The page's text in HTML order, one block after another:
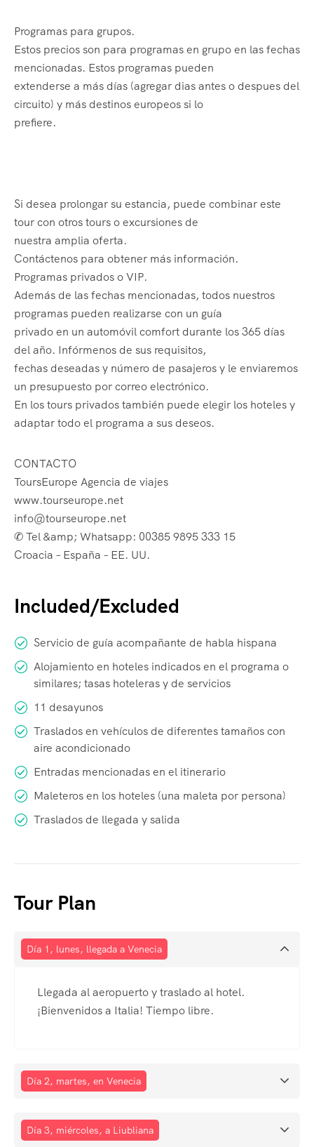
Programas para grupos.
Estos precios son para programas en grupo en las fechas
mencionadas. Estos programas pueden
extenderse a más días (agregar dias antes o despues del
circuito) y más destinos europeos si lo
prefiere.
Si desea prolongar su estancia, puede combinar este
tour con otros tours o excursiones de
nuestra amplia oferta.
Contáctenos para obtener más información.
Programas privados o VIP.
Además de las fechas mencionadas, todos nuestros
programas pueden realizarse con un guía
privado en un automóvil comfort durante los 365 días
del año. Infórmenos de sus requisitos,
fechas deseadas y número de pasajeros y le enviaremos
un presupuesto por correo electrónico.
En los tours privados también puede elegir los hoteles y
adaptar todo el programa a sus deseos.
CONTACTO
ToursEurope Agencia de viajes
www.tourseurope.net
info@tourseurope.net
✆ Tel &amp; Whatsapp: 00385 9895 333 15
Croacia – España – EE. UU.
Included/Excluded
Servicio de guía acompañante de habla hispana
Alojamiento en hoteles indicados en el programa o
similares; tasas hoteleras y de servicios
11 desayunos
Traslados en vehículos de diferentes tamaños con
aire acondicionado
Entradas mencionadas en el itinerario
Maleteros en los hoteles (una maleta por persona)
Traslados de llegada y salida
Tour Plan
Día 1, lunes, llegada a Venecia
Llegada al aeropuerto y traslado al hotel.
¡Bienvenidos a Italia! Tiempo libre.
Día 2, martes, en Venecia
Día 3, miércoles, a Liubliana